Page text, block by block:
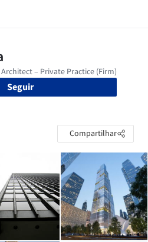
Seguir
Compartilhar